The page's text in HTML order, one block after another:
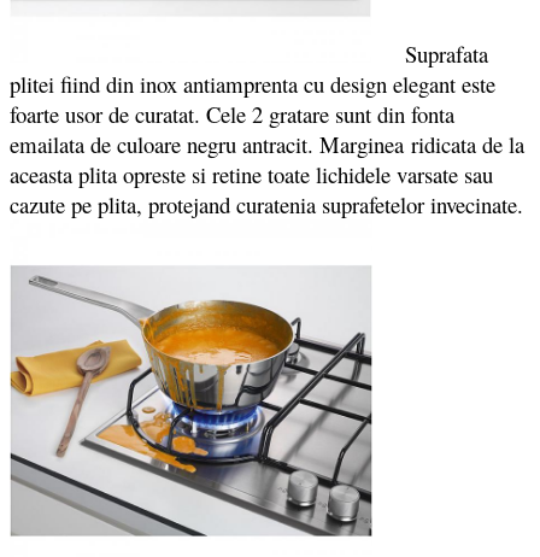
Suprafata
plitei fiind din inox antiamprenta cu design elegant este
foarte usor de curatat. Cele 2 gratare sunt din fonta
emailata de culoare negru antracit. Marginea ridicata de la
aceasta plita opreste si retine toate lichidele varsate sau
cazute pe plita, protejand curatenia suprafetelor invecinate.